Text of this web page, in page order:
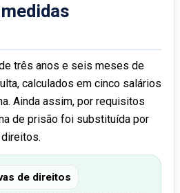
três anos e seis meses de
calculados em cinco salários
Ainda assim, por requisitos
de prisão foi substituída por
de direitos